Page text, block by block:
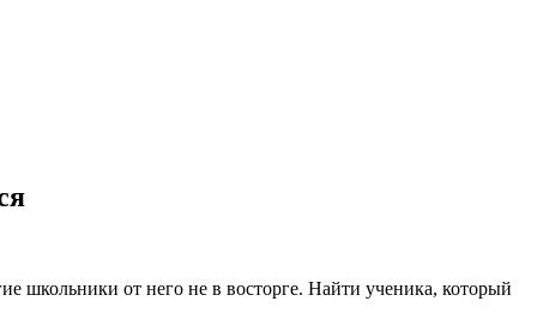
от него не в восторге. Найти ученика, который